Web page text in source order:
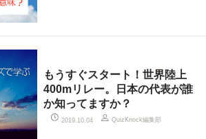
もうすぐスタート！世界陸上
400mリレー。日本の代表が誰
か知ってますか？
2019.10.04 QuizKnock編集部